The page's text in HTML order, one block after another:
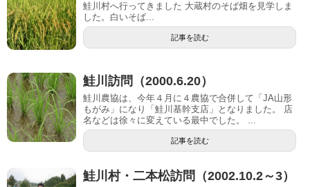
鮭川村へ行ってきました 大蔵村のそば畑を見学しま
した。白いそば...
記事を読む
鮭川訪問（2000.6.20）
鮭川農協は、今年４月に４農協で合併して「JA山形
もがみ」になり「鮭川基幹支店」となりました。 店
名などは徐々に変えている最中でした。 ...
記事を読む
鮭川村・二本松訪問（2002.10.2～3）